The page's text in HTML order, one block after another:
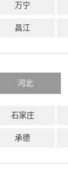
万宁
昌江
河北
石家庄
承德